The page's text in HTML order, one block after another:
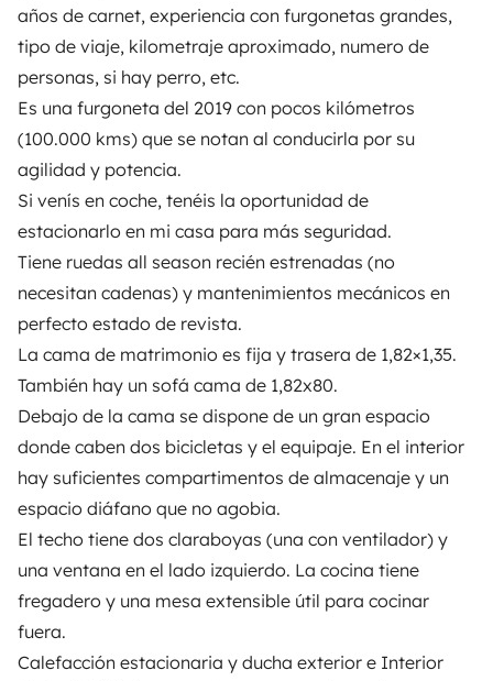
años de carnet, experiencia con furgonetas grandes,
tipo de viaje, kilometraje aproximado, numero de
personas, si hay perro, etc.
Es una furgoneta del 2019 con pocos kilómetros
(100.000 kms) que se notan al conducirla por su
agilidad y potencia.
Si venís en coche, tenéis la oportunidad de
estacionarlo en mi casa para más seguridad.
Tiene ruedas all season recién estrenadas (no
necesitan cadenas) y mantenimientos mecánicos en
perfecto estado de revista.
La cama de matrimonio es fija y trasera de 1,82×1,35.
También hay un sofá cama de 1,82x80.
Debajo de la cama se dispone de un gran espacio
donde caben dos bicicletas y el equipaje. En el interior
hay suficientes compartimentos de almacenaje y un
espacio diáfano que no agobia.
El techo tiene dos claraboyas (una con ventilador) y
una ventana en el lado izquierdo. La cocina tiene
fregadero y una mesa extensible útil para cocinar
fuera.
Calefacción estacionaria y ducha exterior e Interior
Vehículos similares cerca de Zaragoza
Camper gran volumen
Zaragoza
4 viajeros
Ninguna opinión 110 €
Camper gran
3 viajeros
3,5
A partir de
Reservar